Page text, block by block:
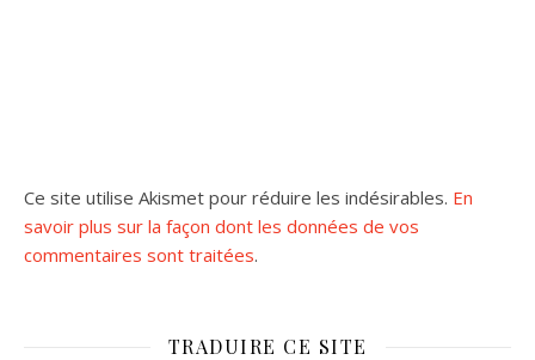
Ce site utilise Akismet pour réduire les indésirables. En
savoir plus sur la façon dont les données de vos
commentaires sont traitées.
TRADUIRE CE SITE